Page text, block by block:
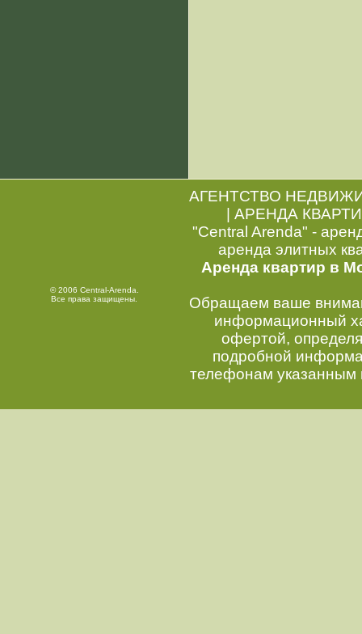
© 2006 Central-Arenda.
Все права защищены.
АГЕНТСТВО
|АРЕНДА
"Central Arenda" -
аренда элитных
Аренда квартир в
Обращаем ваше
информационный
офертой,
подробной
телефонам указанным